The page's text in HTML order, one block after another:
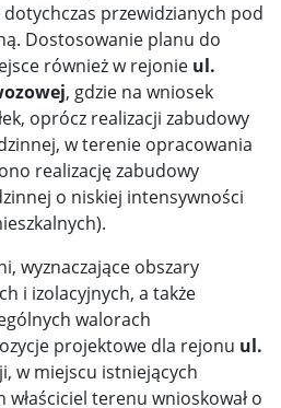
przewidzianych pod
Dostosowanie planu do
również w rejonie ul.
, gdzie na wniosek
oprócz realizacji zabudowy
w terenie opracowania
realizację zabudowy
o niskiej intensywności
wyznaczające obszary
i izolacyjnych, a także
walorach
projektowe dla rejonu ul.
w miejscu istniejących
terenu wnioskował o